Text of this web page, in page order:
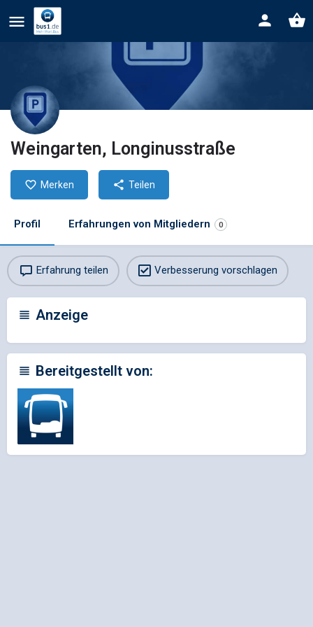
Weingarten, Longinusstraße
Merken Teilen
Profil Erfahrungen von Mitgliedern 0
Erfahrung teilen Verbesserung vorschlagen
Anzeige
Bereitgestellt von: